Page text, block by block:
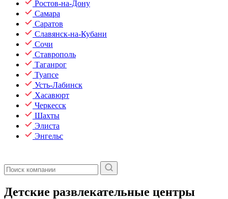
Ростов-на-Дону
Самара
Саратов
Славянск-на-Кубани
Сочи
Ставрополь
Таганрог
Туапсе
Усть-Лабинск
Хасавюрт
Черкесск
Шахты
Элиста
Энгельс
Детские развлекательные центры